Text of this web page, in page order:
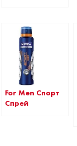
For Men Спорт
Спрей